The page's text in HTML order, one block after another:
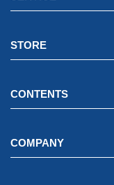
STORE
CONTENTS
COMPANY